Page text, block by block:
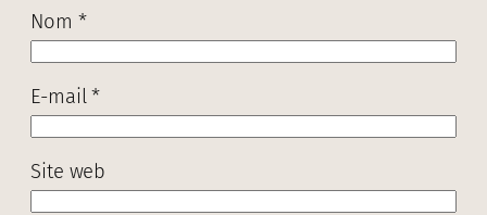
Nom *
E-mail*
Site web